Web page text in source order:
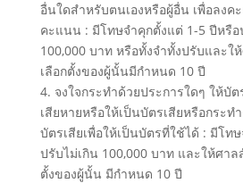
อื่นใดสำหรับตนเองหรือผู้อื่น เพื่อลงค
คะแนน : มีโทษจำคุกตั้งแต่ 1-5 ปีหรือ
100,000 บาท หรือทั้งจำทั้งปรับและใ
เลือกตั้งของผู้นั้นมีกำหนด 10 ปี
4. จงใจกระทำด้วยประการใดๆ ให้บั
เสียหายหรือให้เป็นบัตรเสียหรือกระท
บัตรเสียเพื่อให้เป็นบัตรที่ใช้ได้ : มีโท
ปรับไม่เกิน 100,000 บาท และให้ศาล
ตั้งของผู้นั้น มีกำหนด 10 ปี